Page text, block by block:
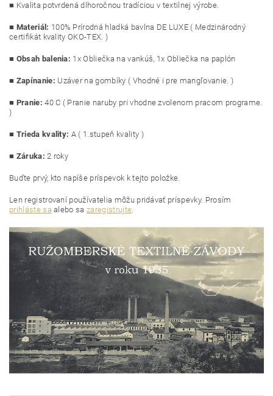
■ Kvalita potvrdená dlhoročnou tradíciou v textilnej výrobe.
■ Materiál: 100% Prírodná hladká bavlna DE LUXE ( Medzinárodný
certifikát kvality OKO-TEX. )
■ Obsah balenia: 1x Obliečka na vankúš, 1x Obliečka na paplón
■ Zapínanie: Uzáver na gombíky ( Vhodné i pre mangľovanie. )
■ Pranie: 40 C ( Pranie naruby pri vhodne zvolenom pracom programe.
)
■ Trieda kvality: A ( 1.stupeň kvality )
■ Záruka: 2 roky
Buďte prvý, kto napíše príspevok k tejto položke.
Len registrovaní používatelia môžu pridávať príspevky. Prosím
prihláste sa alebo sazaregistrujte.